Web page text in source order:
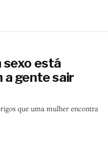
sexo está
a gente sair
que uma mulher encontra